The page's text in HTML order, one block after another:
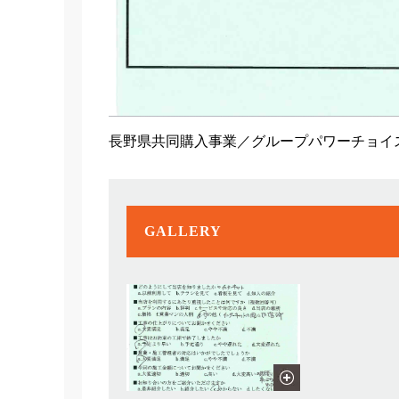
長野県共同購入事業／グループパワーチョイ
GALLERY